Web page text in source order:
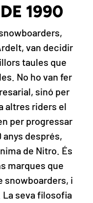
1990
van decidir
taules que
No ho van fer
sinó per
altres riders el
per progressar
després,
de Nitro. És
marques que
snowboarders, i
La seva filosofia